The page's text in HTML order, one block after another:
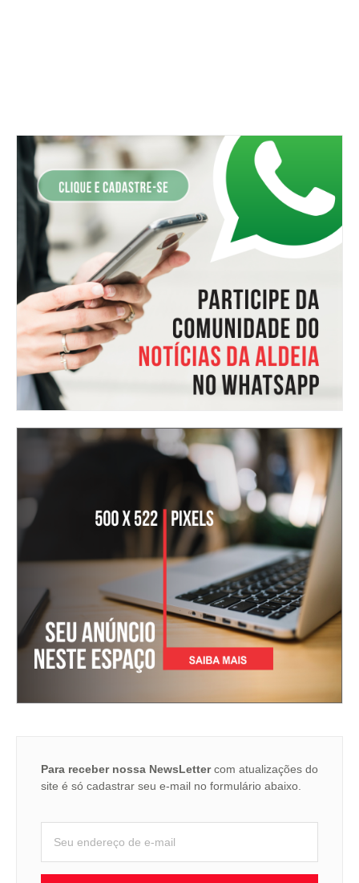
Para receber nossa NewsLettercom atualizações do
site é só cadastrar seu e-mail no formulário abaixo.